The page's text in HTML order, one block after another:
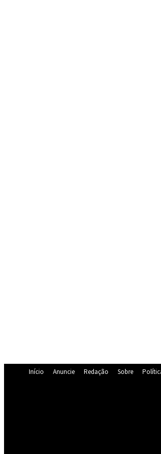
Início Anuncie Redação Sobre